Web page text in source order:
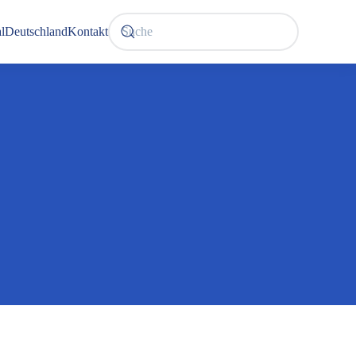
DeutschlandKontakt